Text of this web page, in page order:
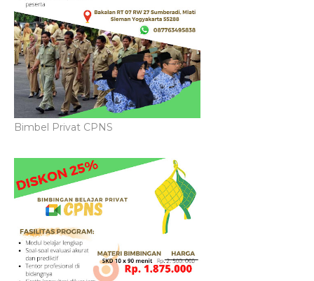
Bimbel Privat CPNS